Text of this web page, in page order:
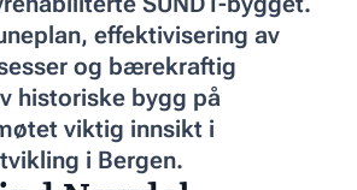
effektivisering av
og bærekraftig
historiske bygg på
viktig innsikt i
i Bergen.